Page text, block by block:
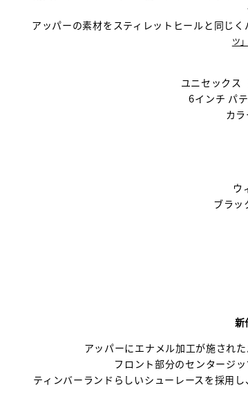
アッパーの素材をスティレットヒールと同じ
ツ」
ユニセックス​
6インチ パ
カ
ウ
ブラッ
新
アッパーにエナメル加工が施され
フロント部分のセンタージ
ティンバーランドらしいシューレースを採用